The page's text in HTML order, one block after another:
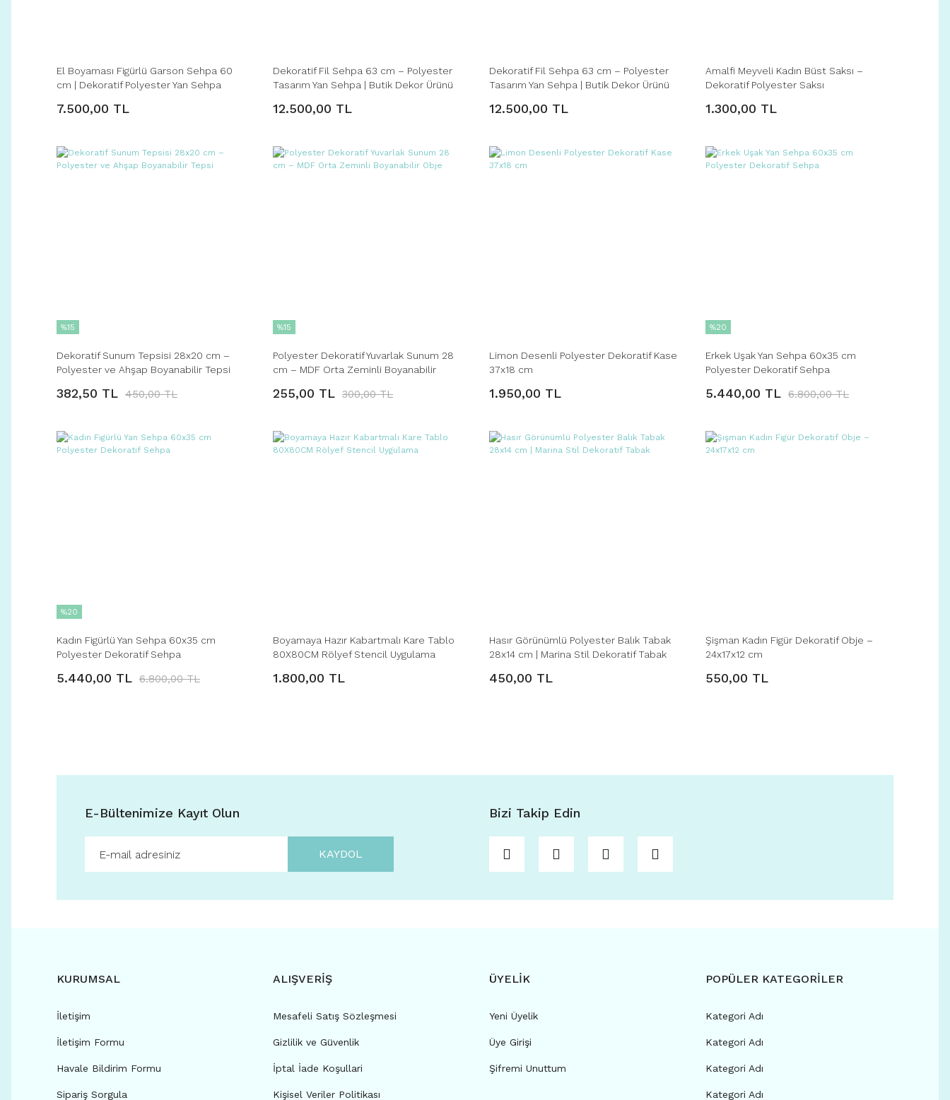
El Boyaması Figürlü Garson Sehpa 60
cm | Dekoratif Polyester Yan Sehpa
7.500,00 TL
Dekoratif Fil Sehpa 63 cm – Polyester
Tasarım Yan Sehpa | Butik Dekor Ürünü
12.500,00 TL
Dekoratif Fil Sehpa 63 cm – Polyester
Tasarım Yan Sehpa | Butik Dekor Ürünü
12.500,00 TL
Amalfi Meyveli Kadın Büst Saksı –
Dekoratif Polyester Saksı
1.300,00 TL
%15
Dekoratif Sunum Tepsisi 28x20 cm –
Polyester ve Ahşap Boyanabilir Tepsi
382,50 TL 450,00 TL
%15
Polyester Dekoratif Yuvarlak Sunum 28
cm – MDF Orta Zeminli Boyanabilir
255,00 TL 300,00 TL
Limon Desenli Polyester Dekoratif Kase
37x18 cm
1.950,00 TL
%20
Erkek Uşak Yan Sehpa 60x35 cm
Polyester Dekoratif Sehpa
5.440,00 TL 6.800,00 TL
%20
Kadın Figürlü Yan Sehpa 60x35 cm
Polyester Dekoratif Sehpa
5.440,00 TL 6.800,00 TL
Boyamaya Hazır Kabartmalı Kare Tablo
80X80CM Rölyef Stencil Uygulama
1.800,00 TL
Hasır Görünümlü Polyester Balık Tabak
28x14 cm | Marina Stil Dekoratif Tabak
450,00 TL
Şişman Kadın Figür Dekoratif Obje –
24x17x12 cm
550,00 TL
E-Bültenimize Kayıt Olun
KAYDOL
Bizi Takip Edin
KURUMSAL
İletişim
İletişim Formu
Havale Bildirim Formu
Sipariş Sorgula
ALIŞVERİŞ
Mesafeli Satış Sözleşmesi
Gizlilik ve Güvenlik
İptal İade Koşullari
Kişisel Veriler Politikası
ÜYELİK
Yeni Üyelik
Üye Girişi
Şifremi Unuttum
POPÜLER KATEGORİLER
Kategori Adı
Kategori Adı
Kategori Adı
Kategori Adı